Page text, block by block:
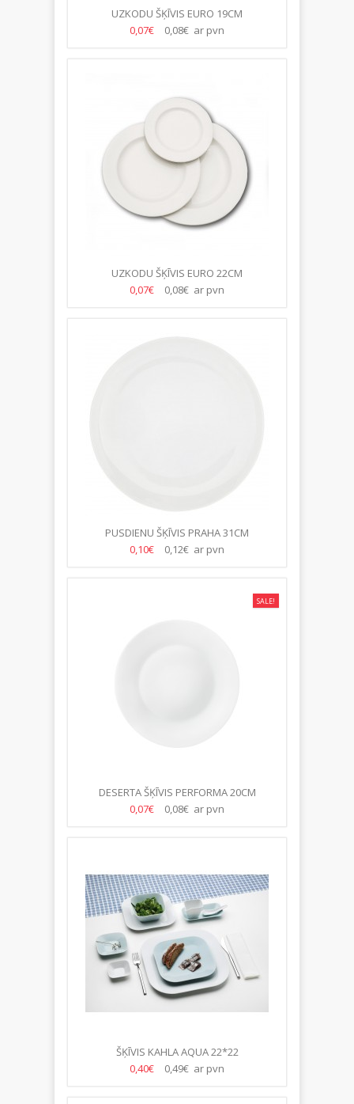
UZKODU ŠĶĪVIS EURO 19CM
0,07€
0,08€ ar pvn
UZKODU ŠĶĪVIS EURO 22CM
0,07€
0,08€ ar pvn
PUSDIENU ŠĶĪVIS PRAHA 31CM
0,10€
0,12€ ar pvn
SALE!
DESERTA ŠĶĪVIS PERFORMA 20CM
0,07€
0,08€ ar pvn
ŠĶĪVIS KAHLA AQUA 22*22
0,40€
0,49€ ar pvn